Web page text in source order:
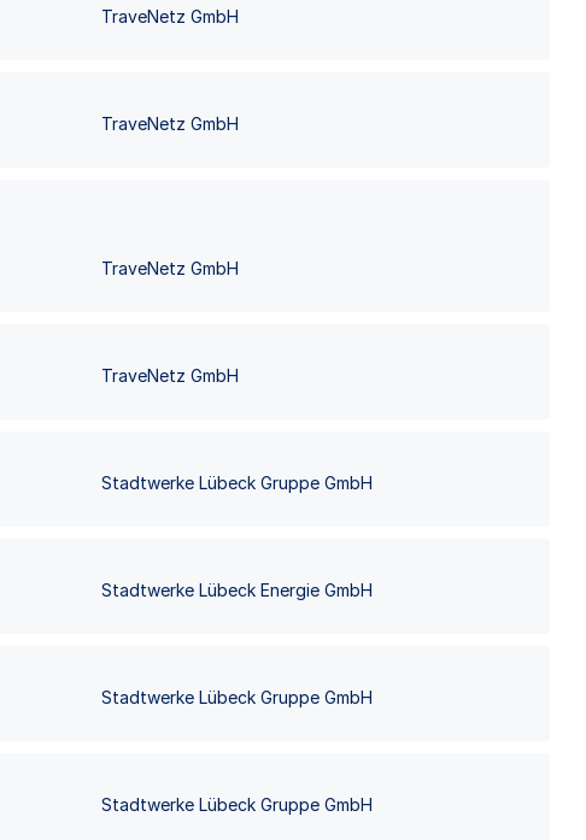
TraveNetz GmbH
TraveNetz GmbH
TraveNetz GmbH
TraveNetz GmbH
Stadtwerke Lübeck Gruppe GmbH
Stadtwerke Lübeck Energie GmbH
Stadtwerke Lübeck Gruppe GmbH
Stadtwerke Lübeck Gruppe GmbH